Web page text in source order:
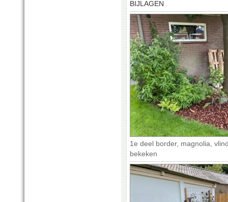
BIJLAGEN
1e deel border, magnolia,
bekeken